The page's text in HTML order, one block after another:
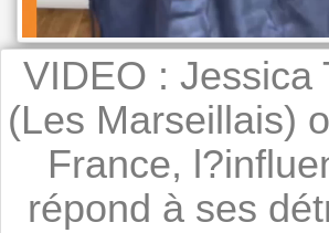
VIDEO : Jessica
(Les Marseillais)
France,
répond à ses